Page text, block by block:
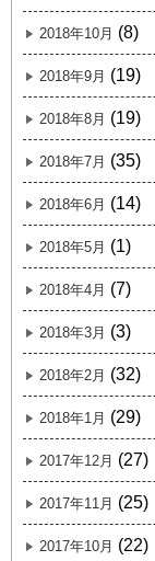
2018年10月 (8)
2018年9月 (19)
2018年8月 (19)
2018年7月 (35)
2018年6月 (14)
2018年5月 (1)
2018年4月 (7)
2018年3月 (3)
2018年2月 (32)
2018年1月 (29)
2017年12月 (27)
2017年11月 (25)
2017年10月 (22)